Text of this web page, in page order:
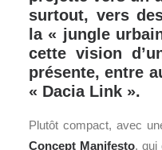
surtout, vers
la « jungle
cette vision
présente, entre
« Dacia Link ».
Plutôt compact, avec
Concept Manifesto, qui